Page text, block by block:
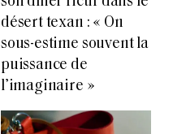
désert texan : « On
sous-estime souvent la
puissance de
l’imaginaire »